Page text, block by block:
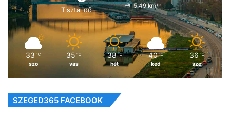
Tiszta idő
5.49 km/h
33 ℃
szo
35 ℃
vas
38 ℃
hét
40 ℃
ked
36 ℃
sze
SZEGED365 FACEBOOK